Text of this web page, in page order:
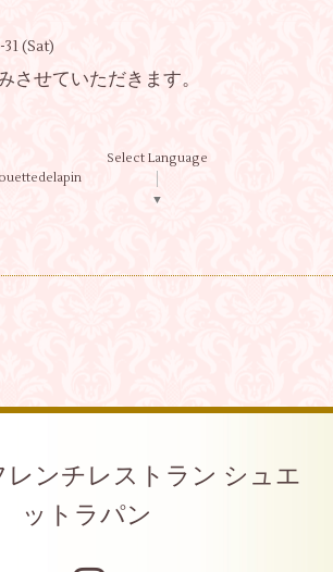
(Sat)
させていただきます。
Select Language
▼
レンチレストラン シュエ
ットラパン